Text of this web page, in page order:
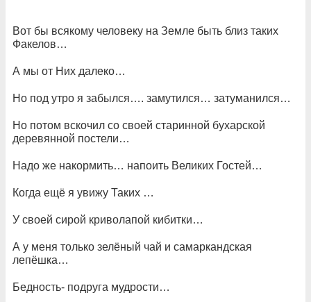
Вот бы всякому человеку на Земле быть близ таких
Факелов…
А мы от Них далеко…
Но под утро я забылся…. замутился… затуманился…
Но потом вскочил со своей старинной бухарской
деревянной постели…
Надо же накормить… напоить Великих Гостей…
Когда ещё я увижу Таких …
У своей сирой криволапой кибитки…
А у меня только зелёный чай и самаркандская
лепёшка…
Бедность- подруга мудрости…